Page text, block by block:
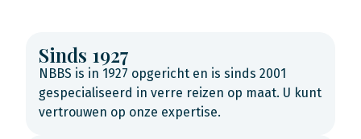
Sinds 1927
NBBS is in 1927 opgericht en is sinds 2001
gespecialiseerd in verre reizen op maat. U kunt
vertrouwen op onze expertise.